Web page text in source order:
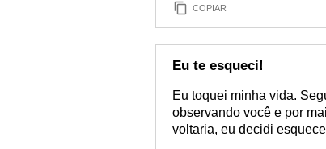
COPIAR
Eu te esqueci!
Eu toquei minha vida.
observando você e por
voltaria, eu decidi